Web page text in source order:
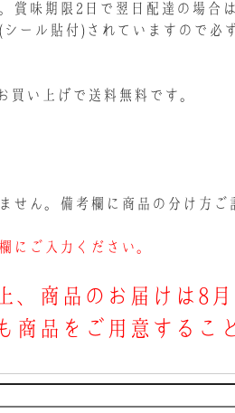
賞味期限2日で翌日配達の場合
ール貼付)されていますので必
い上げで送料無料です。
ん。備考欄に商品の分け方
にご入力ください。
、商品のお届けは8
商品をご用意するこ